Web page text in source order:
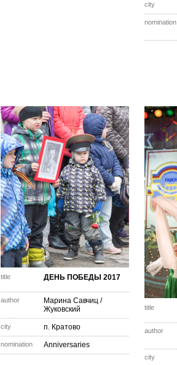
city
nomination
title ДЕНЬ ПОБЕДЫ 2017
author Марина Савчиц /
Жуковский
city п. Кратово
nomination Anniversaries
title
author
city